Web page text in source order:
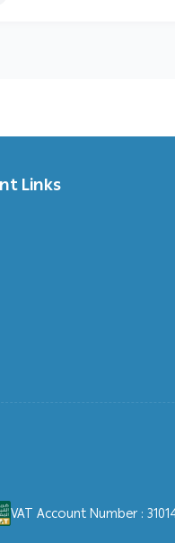
Links
VAT Account Number :